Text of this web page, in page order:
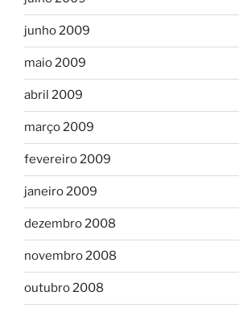
junho 2009
maio 2009
abril 2009
março 2009
fevereiro 2009
janeiro 2009
dezembro 2008
novembro 2008
outubro 2008